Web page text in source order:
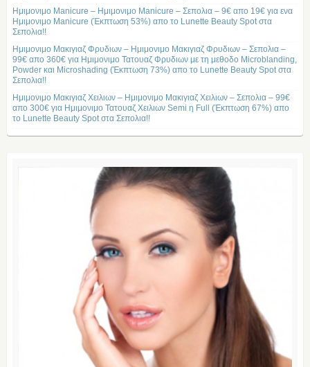
Ημιμονιμο Manicure – Ημιμονιμο Manicure – Σεπολια – 9€ απο 19€ για ενα
Ημιμονιμο Manicure (Έκπτωση 53%) απο το Lunette Beauty Spot στα
Σεπολια!!
Ημιμονιμο Μακιγιαζ Φρυδιων – Ημιμονιμο Μακιγιαζ Φρυδιων – Σεπολια –
99€ απο 360€ για Ημιμονιμο Τατουαζ Φρυδιων με τη μεθοδο Microblanding,
Powder και Microshading (Έκπτωση 73%) απο το Lunette Beauty Spot στα
Σεπολια!!
Ημιμονιμο Μακιγιαζ Χειλιων – Ημιμονιμο Μακιγιαζ Χειλιων – Σεπολια – 99€
απο 300€ για Ημιμονιμο Τατουαζ Χειλιων Semi η Full (Έκπτωση 67%) απο
το Lunette Beauty Spot στα Σεπολια!!